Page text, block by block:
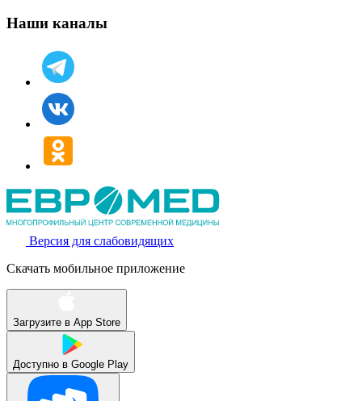
Наши каналы
Версия для слабовидящих
Скачать мобильное приложение
Загрузите в App Store
Доступно в Google Play